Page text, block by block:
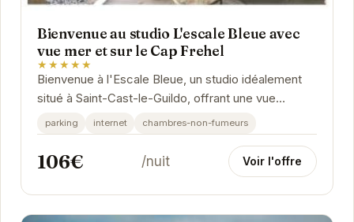
Bienvenue au studio L'escale Bleue avec
vue mer et sur le Cap Frehel
★★★★★
Bienvenue à l'Escale Bleue, un studio idéalement
situé à Saint-Cast-le-Guildo, offrant une vue
imprenable sur la mer et le Cap Fréhel. Ce...
parking internet chambres-non-fumeurs
106€ /nuit Voir l'offre